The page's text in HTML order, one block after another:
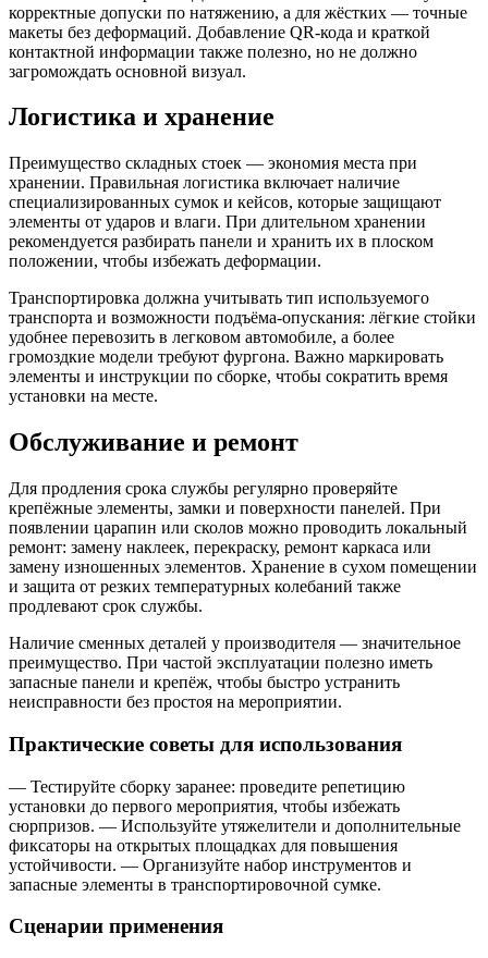
корректные допуски по натяжению, а для жёстких — точные
макеты без деформаций. Добавление QR-кода и краткой
контактной информации также полезно, но не должно
загромождать основной визуал.
Логистика и хранение
Преимущество складных стоек — экономия места при
хранении. Правильная логистика включает наличие
специализированных сумок и кейсов, которые защищают
элементы от ударов и влаги. При длительном хранении
рекомендуется разбирать панели и хранить их в плоском
положении, чтобы избежать деформации.
Транспортировка должна учитывать тип используемого
транспорта и возможности подъёма-опускания: лёгкие стойки
удобнее перевозить в легковом автомобиле, а более
громоздкие модели требуют фургона. Важно маркировать
элементы и инструкции по сборке, чтобы сократить время
установки на месте.
Обслуживание и ремонт
Для продления срока службы регулярно проверяйте
крепёжные элементы, замки и поверхности панелей. При
появлении царапин или сколов можно проводить локальный
ремонт: замену наклеек, перекраску, ремонт каркаса или
замену изношенных элементов. Хранение в сухом помещении
и защита от резких температурных колебаний также
продлевают срок службы.
Наличие сменных деталей у производителя — значительное
преимущество. При частой эксплуатации полезно иметь
запасные панели и крепёж, чтобы быстро устранить
неисправности без простоя на мероприятии.
Практические советы для использования
— Тестируйте сборку заранее: проведите репетицию
установки до первого мероприятия, чтобы избежать
сюрпризов. — Используйте утяжелители и дополнительные
фиксаторы на открытых площадках для повышения
устойчивости. — Организуйте набор инструментов и
запасные элементы в транспортировочной сумке.
Сценарии применения